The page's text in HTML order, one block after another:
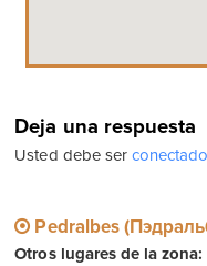
Deja una respuesta
Usted debe ser conectado
Pedralbes
Otros lugares de la zona: